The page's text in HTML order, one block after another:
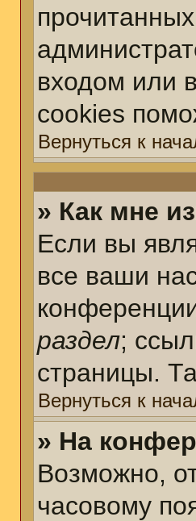
входом или
cookies
Вернуться к
» Как мне
Если вы
все ваши
раздел;
страницы.
Вернуться к
» На
Возможно,
часовому